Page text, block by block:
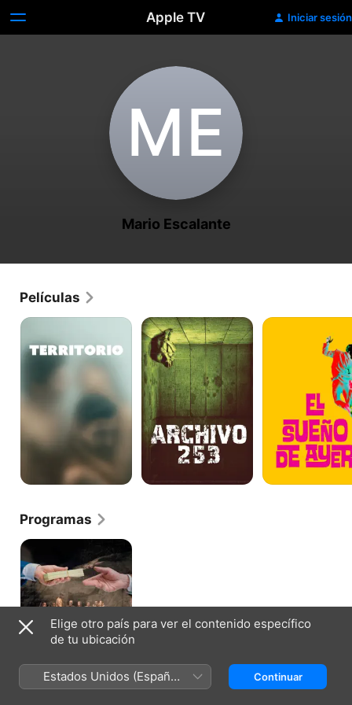
Apple TV Iniciar sesión
M‌E
Mario Escalante
Películas
Territorio
Archivo
253
El
Programas
Dios
Inc.
Elige otro país para ver el contenido específico
de tu ubicación
Estados Unidos (Español
México)
Continuar